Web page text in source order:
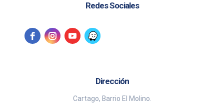
Redes Sociales
Dirección
Cartago, Barrio El Molino.